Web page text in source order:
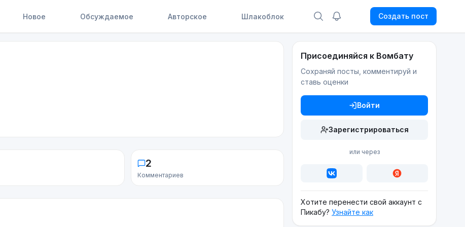
Новое Обсуждаемое Авторское Шлакоблок Создать пост
2
Комментариев
Присоединяйся к Вомбату
Сохраняй посты, комментируй и
ставь оценки
Войти
Зарегистрироваться
или через
Хотите перенести свой аккаунт с
Пикабу? Узнайте как